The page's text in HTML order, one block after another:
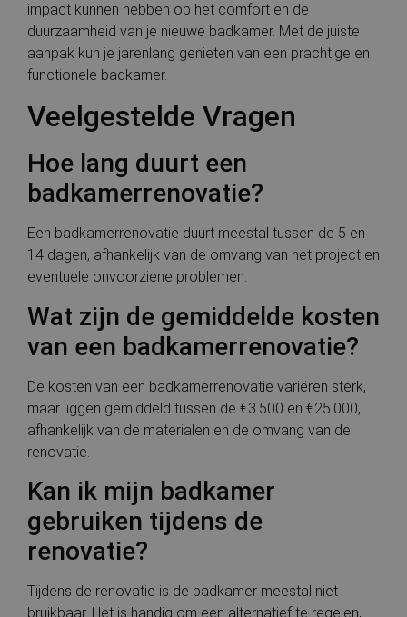
impact kunnen hebben op het comfort en de
duurzaamheid van je nieuwe badkamer. Met de juiste
aanpak kun je jarenlang genieten van een prachtige en
functionele badkamer.
Veelgestelde Vragen
Hoe lang duurt een
badkamerrenovatie?
Een badkamerrenovatie duurt meestal tussen de 5 en
14 dagen, afhankelijk van de omvang van het project en
eventuele onvoorziene problemen.
Wat zijn de gemiddelde kosten
van een badkamerrenovatie?
De kosten van een badkamerrenovatie variëren sterk,
maar liggen gemiddeld tussen de €3.500 en €25.000,
afhankelijk van de materialen en de omvang van de
renovatie.
Kan ik mijn badkamer
gebruiken tijdens de
renovatie?
Tijdens de renovatie is de badkamer meestal niet
bruikbaar. Het is handig om een alternatief te regelen,